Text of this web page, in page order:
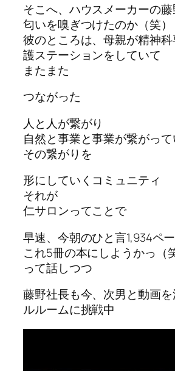
そこへ、ハウスメーカーの
匂いを嗅ぎつけたのか（笑）
彼のところは、母親が精神
護ステーションをしていて
またまた
つながった
人と人が繋がり
自然と事業と事業が繋がって
その繋がりを
形にしていくコミュニティ
それが
仁サロンってことで
早速、今朝のひと言1,934ペ
これ5冊の本にしようかっ（
って話しつつ
藤野社長も今、次男と動画
ルルームに挑戦中